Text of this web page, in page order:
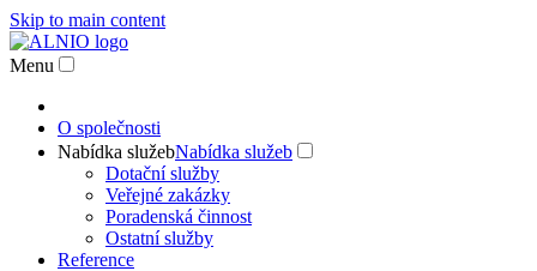
Skip to main content
Menu
O společnosti
Nabídka služebNabídka služeb
Dotační služby
Veřejné zakázky
Poradenská činnost
Ostatní služby
Reference